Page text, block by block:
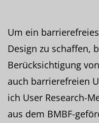
Um ein
Design zu schaffen,
Berücksichtigung
auch barrierefreien
ich User Research-
aus dem BMBF-